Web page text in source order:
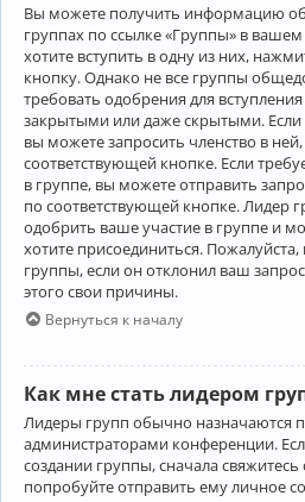
Вы можете получить информацию
группах по ссылке «Группы» в
хотите вступить в одну из них,
кнопку. Однако не все группы
требовать одобрения для
закрытыми или даже скрытыми. Если
вы можете запросить членство в
соответствующей кнопке. Если
в группе, вы можете отправить
по соответствующей кнопке. Лидер
одобрить ваше участие в группе и
хотите присоединиться.
группы, если он отклонил ваш
этого свои причины.
Вернуться к началу
Как мне стать лидером
Лидеры групп обычно назначаются
администраторами конференции.
создании группы, сначала
попробуйте отправить ему личное